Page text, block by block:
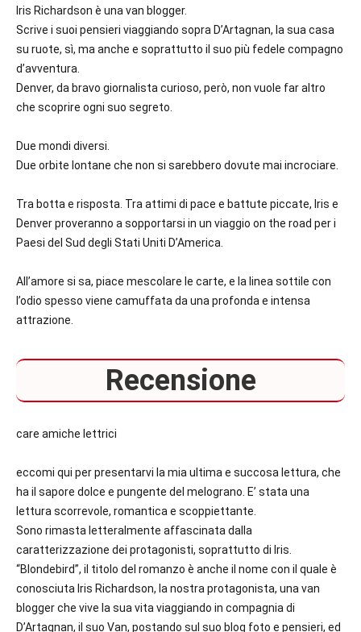
Iris Richardson è una van blogger.
Scrive i suoi pensieri viaggiando sopra D’Artagnan, la sua casa
su ruote, sì, ma anche e soprattutto il suo più fedele compagno
d’avventura.
Denver, da bravo giornalista curioso, però, non vuole far altro
che scoprire ogni suo segreto.
Due mondi diversi.
Due orbite lontane che non si sarebbero dovute mai incrociare.
Tra botta e risposta. Tra attimi di pace e battute piccate, Iris e
Denver proveranno a sopportarsi in un viaggio on the road per i
Paesi del Sud degli Stati Uniti D’America.
All’amore si sa, piace mescolare le carte, e la linea sottile con
l’odio spesso viene camuffata da una profonda e intensa
attrazione.
Recensione
care amiche lettrici
eccomi qui per presentarvi la mia ultima e succosa lettura, che
ha il sapore dolce e pungente del melograno. E’ stata una
lettura scorrevole, romantica e scoppiettante.
Sono rimasta letteralmente affascinata dalla
caratterizzazione dei protagonisti, soprattutto di Iris.
“Blondebird”, il titolo del romanzo è anche il nome con il quale è
conosciuta Iris Richardson, la nostra protagonista, una van
blogger che vive la sua vita viaggiando in compagnia di
D’Artagnan, il suo Van, postando sul suo blog foto e pensieri, ed